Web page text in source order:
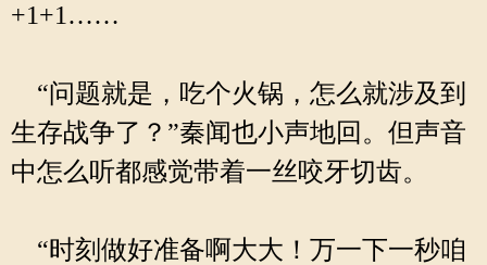
+1+1……
“问题就是，吃个火锅，怎么就涉及到
生存战争了？”秦闻也小声地回。但声音
中怎么听都感觉带着一丝咬牙切齿。
“时刻做好准备啊大大！万一下一秒咱